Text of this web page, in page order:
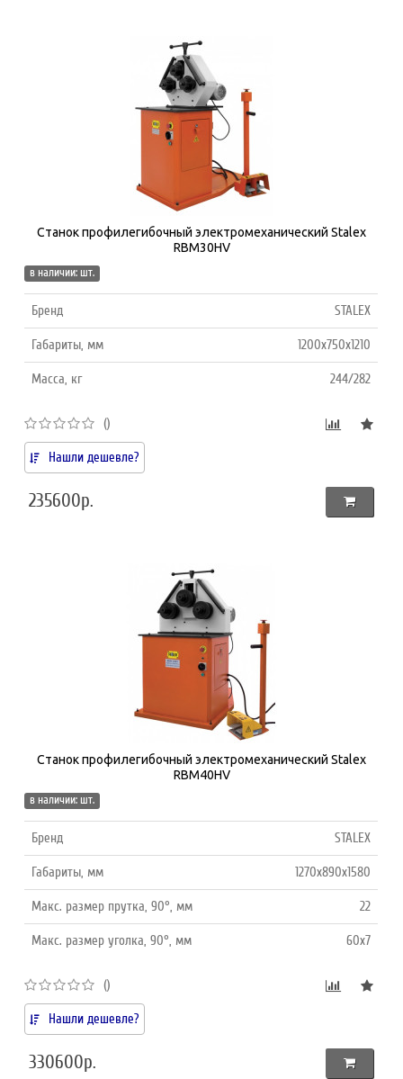
Станок профилегибочный электромеханический Stalex
RBM30HV
в наличии: шт.
Бренд STALEX
Габариты, мм 1200х750х1210
Масса, кг 244/282
()
Нашли дешевле?
235600р.
Станок профилегибочный электромеханический Stalex
RBM40HV
в наличии: шт.
Бренд STALEX
Габариты, мм 1270х890х1580
Макс. размер прутка, 90°, мм 22
Макс. размер уголка, 90°, мм 60x7
()
Нашли дешевле?
330600р.